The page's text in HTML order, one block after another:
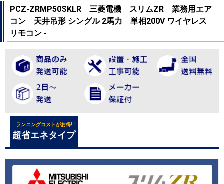
PCZ-ZRMP50SKLR 三菱電機 スリムZR 業務用エア
コン 天井吊形 シングル 2馬力 単相200V ワイヤレス
リモコン -
ランニングコストがお得!
超省エネタイプ